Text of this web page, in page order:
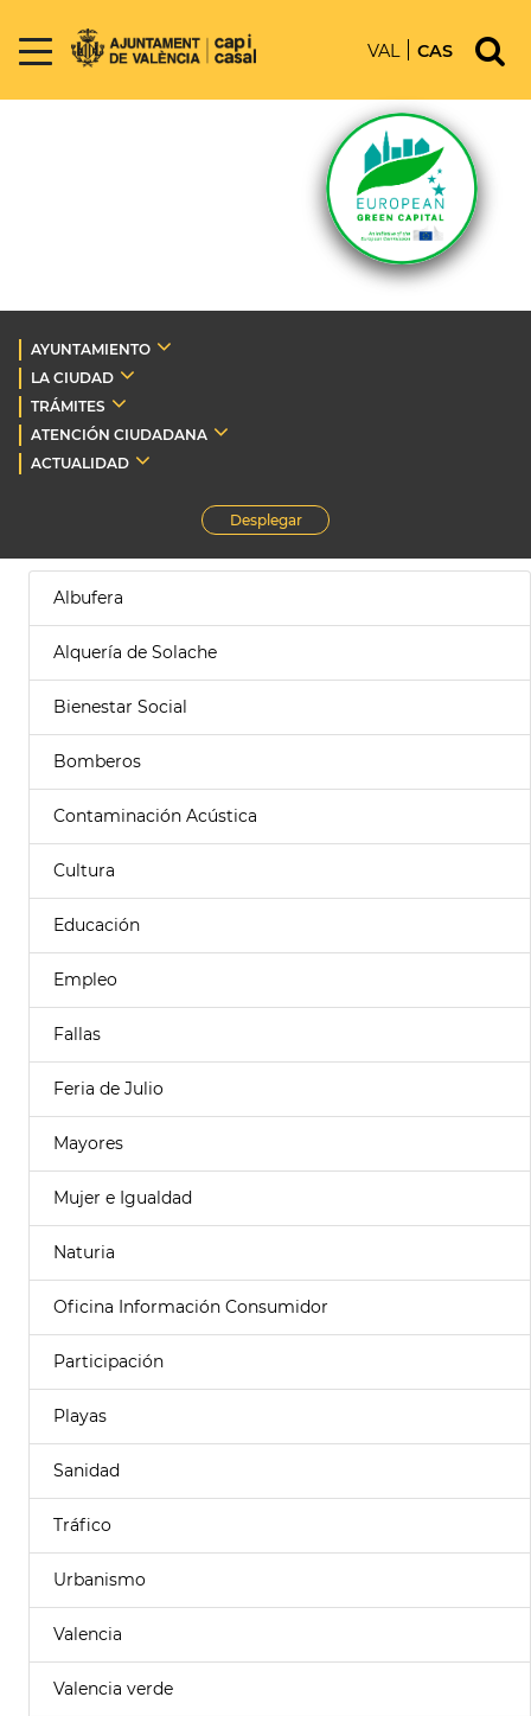
VAL CAS
AYUNTAMIENTO
LA CIUDAD
TRÁMITES
ATENCIÓN CIUDADANA
ACTUALIDAD
Desplegar
Albufera
Alquería de Solache
Bienestar Social
Bomberos
Contaminación Acústica
Cultura
Educación
Empleo
Fallas
Feria de Julio
Mayores
Mujer e Igualdad
Naturia
Oficina Información Consumidor
Participación
Playas
Sanidad
Tráfico
Urbanismo
Valencia
Valencia verde